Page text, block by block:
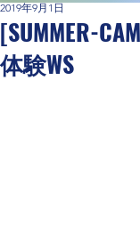
[SUMMER-
体験WS
2019年9月1日